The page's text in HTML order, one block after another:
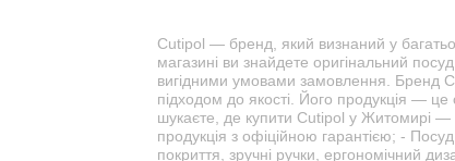
Cutipol — бренд, який визнаний у
магазині ви знайдете оригінальний
вигідними умовами замовлення. Бренд
підходом до якості. Його продукція —
шукаєте, де купити Cutipol у Житомирі
продукція з офіційною гарантією; -
покриття, зручні ручки, ергономічний